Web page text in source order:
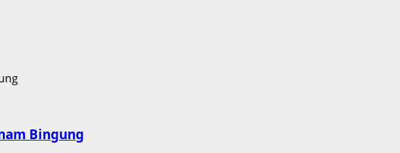
Bingung